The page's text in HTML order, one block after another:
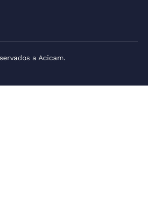
a Acicam.